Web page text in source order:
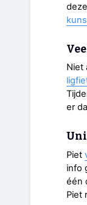
Niet
er
Piet
info
één
Piet